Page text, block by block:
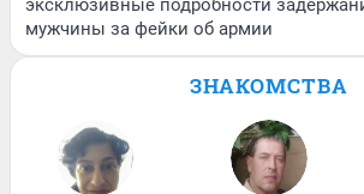
эксклюзивные подробности
мужчины за фейки об армии
ЗНАКОМСТВА